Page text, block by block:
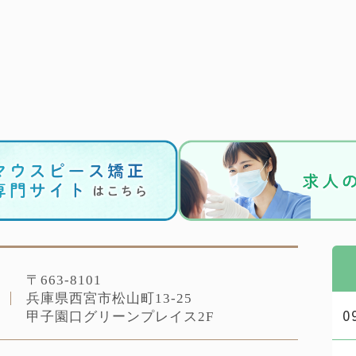
〒663-8101
兵庫県⻄宮市松山町13-25
甲子園口グリーンプレイス2F